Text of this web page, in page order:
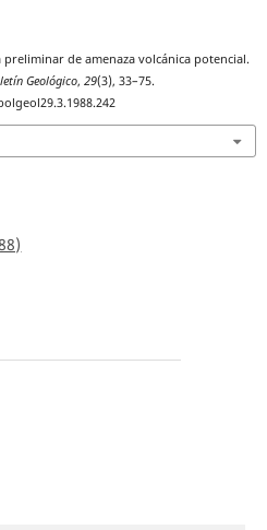
preliminar de amenaza volcánica potencial.
Geológico,29(3), 33–75.